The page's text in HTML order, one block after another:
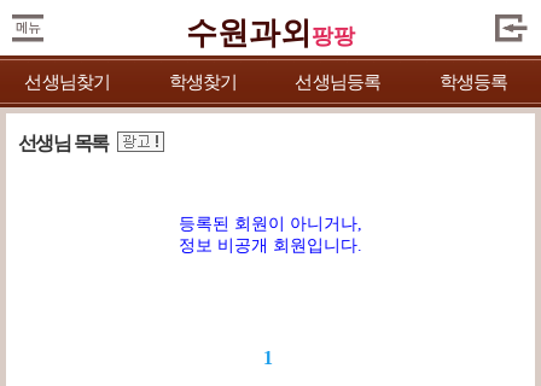
수원과외 팡팡
선생님찾기 학생찾기 선생님등록 학생등록
선생님 목록
등록된 회원이 아니거나,
정보 비공개 회원입니다.
1